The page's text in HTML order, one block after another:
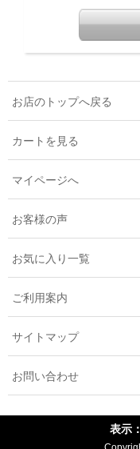
お店のトップへ戻る
カートを見る
マイページへ
お客様の声
お気に入り一覧
ご利用案内
サイトマップ
お問い合わせ
表示